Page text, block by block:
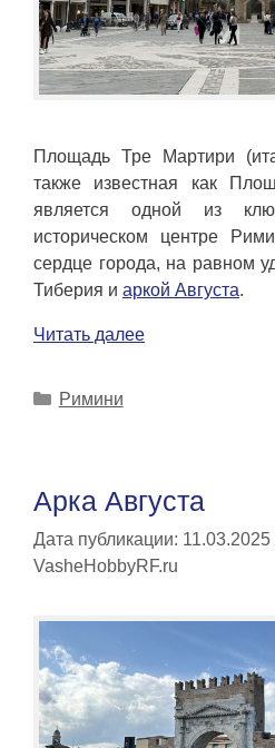
Площадь Тре Мартири
также известная как
является одной из
историческом центре
сердце города, на равном
Тиберия и аркой Августа.
Читать далее
Рубрики
Римини
Арка Августа
Дата публикации: 11.03.2025
VasheHobbyRF.ru